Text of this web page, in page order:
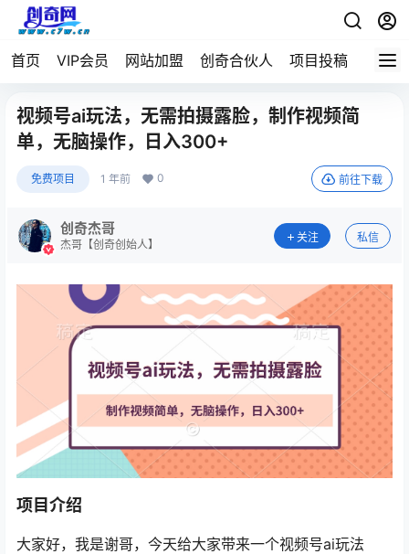
首页 VIP会员 网站加盟 创奇合伙人 项目投稿
视频号ai玩法，无需拍摄露脸，制作视频简
单，无脑操作，日入300+
免费项目 1 年前 0 前往下载
创奇杰哥
杰哥【创奇创始人】
关注 私信
项目介绍
大家好，我是谢哥，今天给大家带来一个视频号ai玩法